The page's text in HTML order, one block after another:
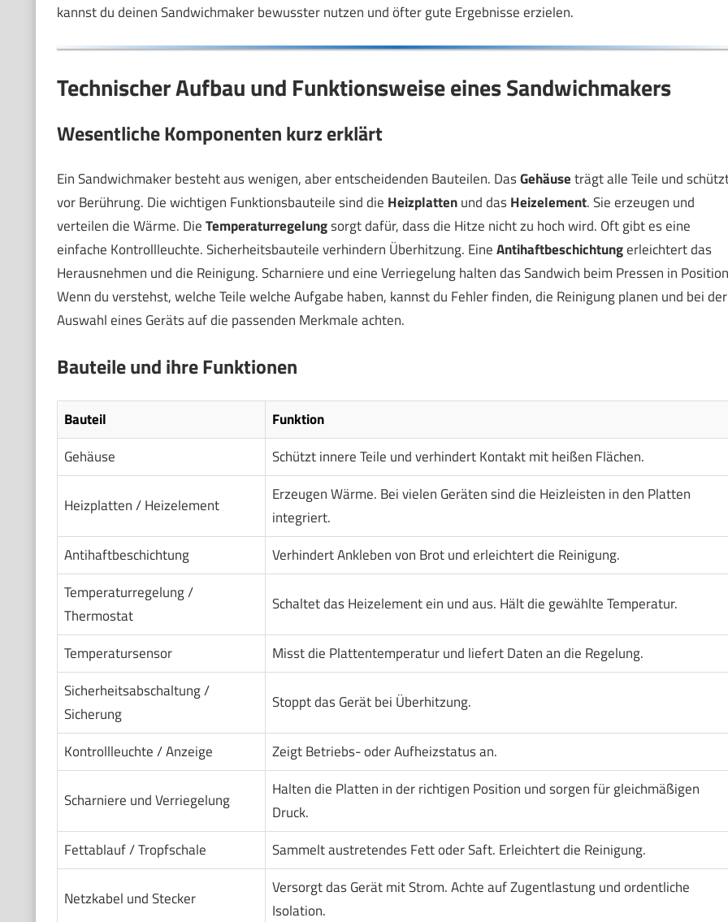
kannst du deinen Sandwichmaker bewusster nutzen und öfter gute Ergebnisse erzielen.
Technischer Aufbau und Funktionsweise eines Sandwichmakers
Wesentliche Komponenten kurz erklärt
Ein Sandwichmaker besteht aus wenigen, aber entscheidenden Bauteilen. DasGehäuseträgt alle Teile und
vor Berührung. Die wichtigen Funktionsbauteile sind die Heizplattenund dasHeizelement. Sie erzeugen und
verteilen die Wärme. DieTemperaturregelungsorgt dafür, dass die Hitze nicht zu hoch wird. Oft gibt es eine
einfache Kontrollleuchte. Sicherheitsbauteile verhindern Überhitzung. EineAntihaftbeschichtungerleichtert das
Herausnehmen und die Reinigung. Scharniere und eine Verriegelung halten das Sandwich beim Pressen in
Wenn du verstehst, welche Teile welche Aufgabe haben, kannst du Fehler finden, die Reinigung planen und bei der
Auswahl eines Geräts auf die passenden Merkmale achten.
Bauteile und ihre Funktionen
Bauteil
Funktion
Gehäuse
Schützt innere Teile und verhindert Kontakt mit heißen Flächen.
Heizplatten / Heizelement
Erzeugen Wärme. Bei vielen Geräten sind die Heizleisten in den Platten
integriert.
Antihaftbeschichtung
Verhindert Ankleben von Brot und erleichtert die Reinigung.
Temperaturregelung /
Thermostat
Schaltet das Heizelement ein und aus. Hält die gewählte Temperatur.
Temperatursensor
Misst die Plattentemperatur und liefert Daten an die Regelung.
Sicherheitsabschaltung /
Sicherung
Stoppt das Gerät bei Überhitzung.
Kontrollleuchte / Anzeige Zeigt Betriebs- oder Aufheizstatus an.
Scharniere und Verriegelung
Halten die Platten in der richtigen Position und sorgen für gleichmäßigen
Druck.
Fettablauf / Tropfschale
Sammelt austretendes Fett oder Saft. Erleichtert die Reinigung.
Netzkabel und Stecker
Versorgt das Gerät mit Strom. Achte auf Zugentlastung und ordentliche
Isolation.